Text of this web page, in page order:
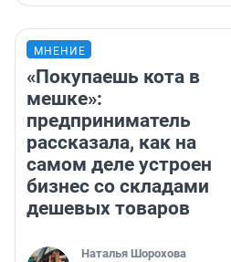
МНЕНИЕ
«Покупаешь кота в
мешке»:
предприниматель
рассказала, как на
самом деле устроен
бизнес со складами
дешевых товаров
Наталья Шорохова